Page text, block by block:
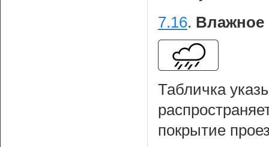
7.16. Влажное
Табличка
покрытие